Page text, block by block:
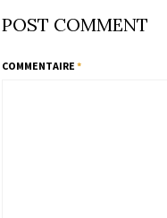
POST COMMENT
COMMENTAIRE *